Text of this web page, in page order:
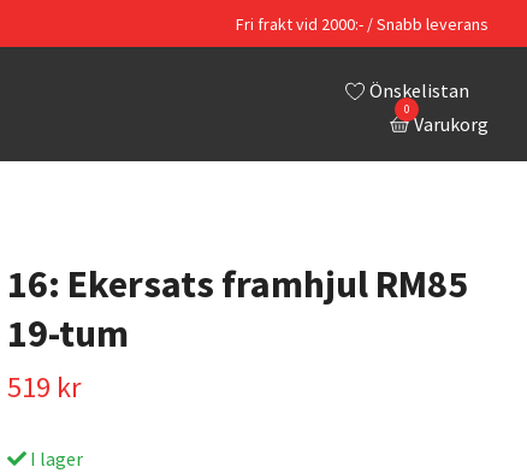
Fri frakt vid 2000:- / Snabb leverans
Önskelistan
0
Varukorg
16: Ekersats framhjul RM85
19-tum
519 kr
I lager